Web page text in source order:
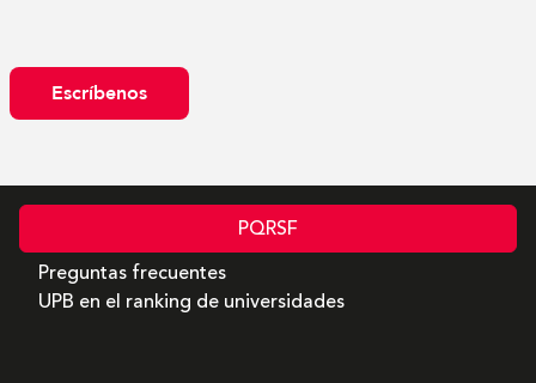
Escríbenos
PQRSF
Preguntas frecuentes
UPB en el ranking de universidades